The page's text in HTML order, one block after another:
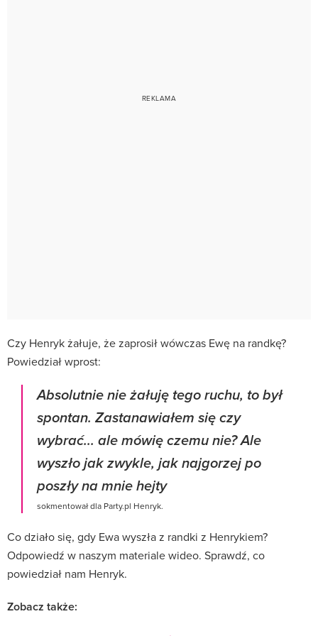
Czy Henryk żałuje, że zaprosił wówczas Ewę na randkę?
Powiedział wprost:
Absolutnie nie żałuję tego ruchu, to był
spontan. Zastanawiałem się czy
wybrać... ale mówię czemu nie? Ale
wyszło jak zwykle, jak najgorzej po
poszły na mnie hejty
sokmentował dla Party.pl Henryk.
Co działo się, gdy Ewa wyszła z randki z Henrykiem?
Odpowiedź w naszym materiale wideo. Sprawdź, co
powiedział nam Henryk.
Zobacz także: